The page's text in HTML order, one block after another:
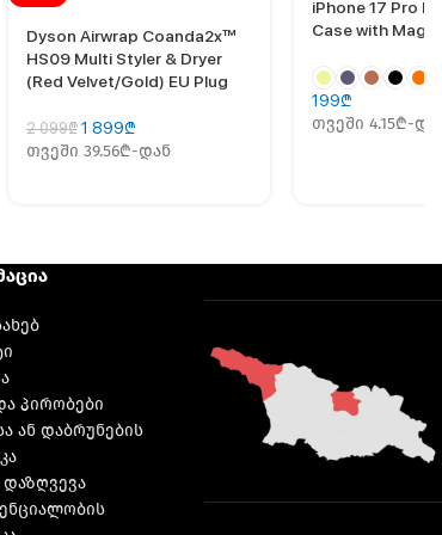
Dyson Airwrap Coanda2x™
HS09 Multi Styler & Dryer
(Red Velvet/Gold) EU Plug
2 099₾ 1 899₾
თვეში 39.56₾-დან
iPhone 17 Pro
Case with
199₾
თვეში 4.15₾-
პირობები
ან დაბრუნების
დაზღვევა